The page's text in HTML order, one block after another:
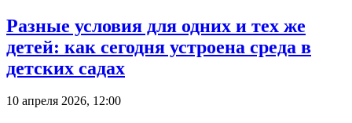
Разные условия для одних и тех же
детей: как сегодня устроена среда в
детских садах
10 апреля 2026, 12:00